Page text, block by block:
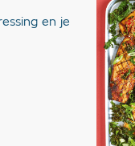
en je